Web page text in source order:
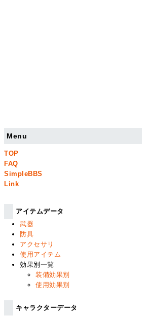
Menu
TOP
FAQ
SimpleBBS
Link
アイテムデータ
武器
防具
アクセサリ
使用アイテム
効果別一覧
装備効果別
使用効果別
キャラクターデータ